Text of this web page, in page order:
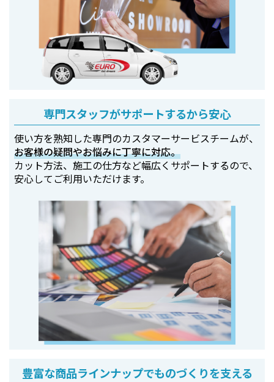
専門スタッフがサポートするから安心
使い方を熟知した専門のカスタマーサービスチームが、
お客様の疑問やお悩みに丁寧に対応。
カット方法、施工の仕方など幅広くサポートするので、
安心してご利用いただけます。
豊富な商品ラインナップでものづくりを支える